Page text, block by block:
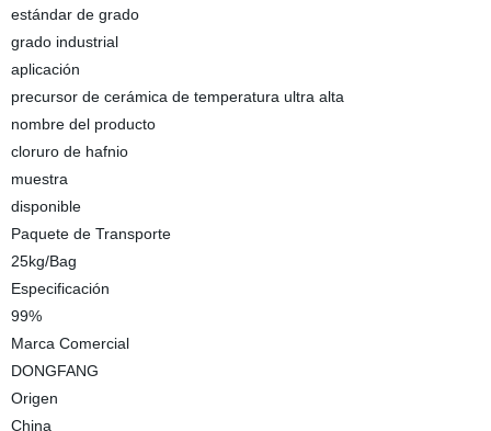
estándar de grado
grado industrial
aplicación
precursor de cerámica de temperatura ultra alta
nombre del producto
cloruro de hafnio
muestra
disponible
Paquete de Transporte
25kg/Bag
Especificación
99%
Marca Comercial
DONGFANG
Origen
China